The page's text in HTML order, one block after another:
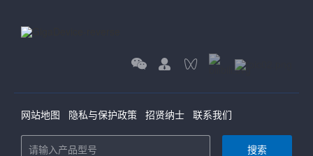
网站地图 隐私与保护政策 招贤纳士 联系我们
搜索